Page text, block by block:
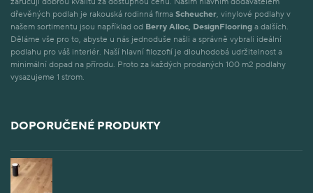
dřevěných podlah je rakouská rodinná firma Scheucher, vinylové podlahy v
našem sortimentu jsou například od Berry Alloc, DesignFlooring a dalších.
Děláme vše pro to, abyste u nás jednoduše našli a správně vybrali ideální
podlahu pro váš interiér. Naší hlavní filozofií je dlouhodobá udržitelnost a
minimální dopad na přírodu. Proto za každých prodaných 100 m2 podlahy
vysazujeme 1 strom.
DOPORUČENÉ PRODUKTY